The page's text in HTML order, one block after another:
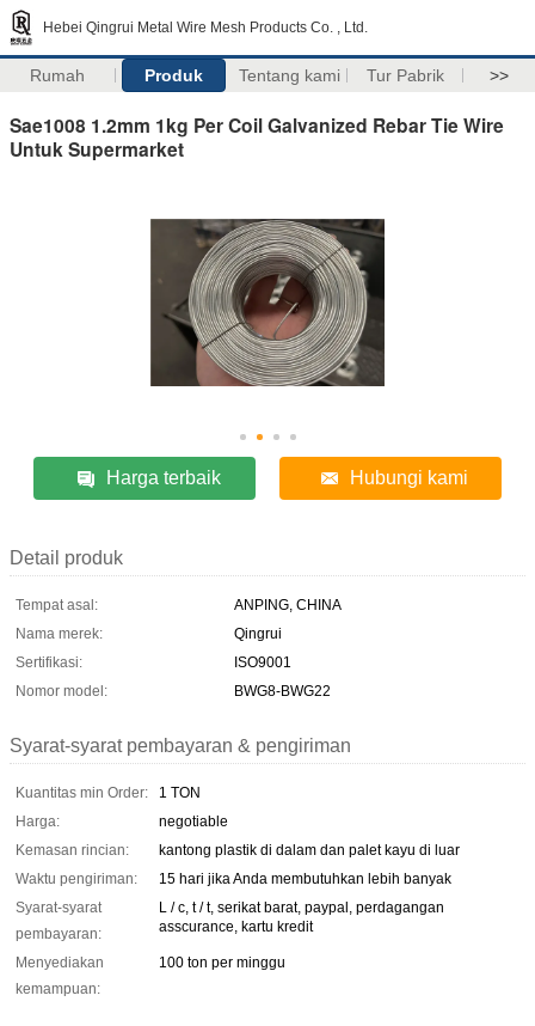
Hebei Qingrui Metal Wire Mesh Products Co. , Ltd.
Rumah Produk Tentang kami Tur Pabrik >>
Sae1008 1.2mm 1kg Per Coil Galvanized Rebar Tie Wire
Untuk Supermarket
Harga terbaik Hubungi kami
Detail produk
Tempat asal:
ANPING, CHINA
Nama merek:
Qingrui
Sertifikasi:
ISO9001
Nomor model:
BWG8-BWG22
Syarat-syarat pembayaran & pengiriman
Kuantitas min Order:
1 TON
Harga:
negotiable
Kemasan rincian:
kantong plastik di dalam dan palet kayu di luar
Waktu pengiriman:
15 hari jika Anda membutuhkan lebih banyak
Syarat-syarat
pembayaran:
L / c, t / t, serikat barat, paypal, perdagangan
asscurance, kartu kredit
Menyediakan
kemampuan:
100 ton per minggu